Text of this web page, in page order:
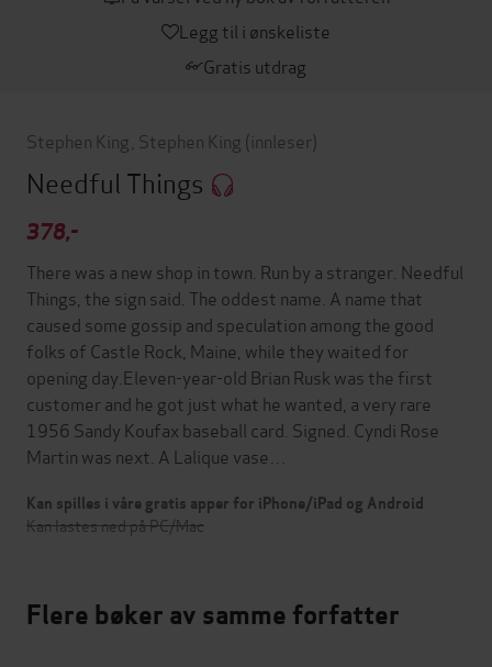
Legg til i ønskeliste
Gratis utdrag
Stephen King Stephen King (innleser)
Needful Things
378,-
There was a new shop in town. Run by a stranger. Needful
Things, the sign said. The oddest name. A name that
caused some gossip and speculation among the good
folks of Castle Rock, Maine, while they waited for
opening day.Eleven-year-old Brian Rusk was the first
customer and he got just what he wanted, a very rare
1956 Sandy Koufax baseball card. Signed. Cyndi Rose
Martin was next. A Lalique vase…
Kan spilles i våre gratis apper for iPhone/iPad og Android
Kan lastes ned på PC/Mac
Flere bøker av samme forfatter